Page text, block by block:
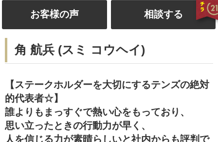
お客様の声 相談する
角 航兵 (スミ コウヘイ)
【ステークホルダーを大切にするテンズの絶対
的代表者☆】
誰よりもまっすぐで熱い心をもっており、
思い立ったときの行動力が早く、
人を信じる力が素晴らしいと社内からも評判で